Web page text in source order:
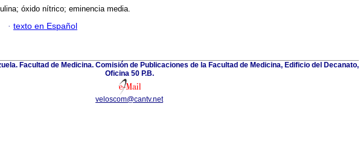
óxido nítrico; eminencia media.
· texto en Español
Facultad de Medicina. Comisión de Publicaciones de la Facultad de Medicina, Edificio del Decanato,
Oficina 50 P.B.
veloscom@cantv.net